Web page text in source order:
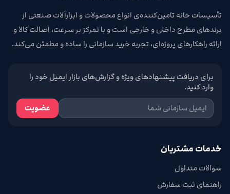
تأسیسات خانه تامین‌کننده‌ی انواع محصولات و ابزارآلات صنعتی از
برندهای مطرح داخلی و خارجی است و با تمرکز بر سرعت، اصالت کالا و
ارائه راهکارهای پروژه‌ای، تجربه خرید سازمانی را ساده و مطمئن می‌کند.
برای دریافت پیشنهادهای ویژه و گزارش‌های بازار ایمیل خود را
وارد کنید.
عضویت
خدمات مشتریان
سوالات متداول
راهنمای ثبت سفارش